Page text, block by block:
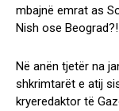
mbajnë emrat as
Nish ose Beograd?!
Në anën tjetër na
shkrimtarët e atij
kryeredaktor të